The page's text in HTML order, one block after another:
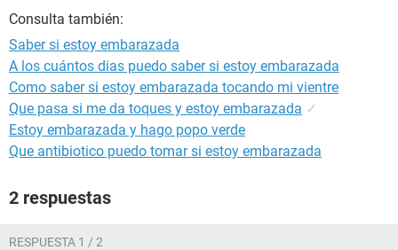
Consulta también:
Saber si estoy embarazada
A los cuántos dias puedo saber si estoy embarazada
Como saber si estoy embarazada tocando mi vientre
Que pasa si me da toques y estoy embarazada ✓
Estoy embarazada y hago popo verde
Que antibiotico puedo tomar si estoy embarazada
2 respuestas
RESPUESTA 1 / 2